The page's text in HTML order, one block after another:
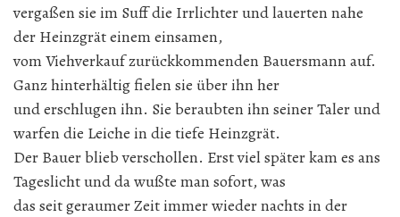
vergaßen sie im Suff die Irrlichter und lauerten nahe
der Heinzgrät einem einsamen,
vom Viehverkauf zurückkommenden Bauersmann auf.
Ganz hinterhältig fielen sie über ihn her
und erschlugen ihn. Sie beraubten ihn seiner Taler und
warfen die Leiche in die tiefe Heinzgrät.
Der Bauer blieb verschollen. Erst viel später kam es ans
Tageslicht und da wußte man sofort, was
das seit geraumer Zeit immer wieder nachts in der